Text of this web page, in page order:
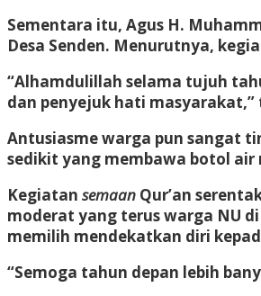
Sementara itu, Agus H.
Desa Senden. Menurutnya,
“Alhamdulillah selama tujuh
dan penyejuk hati
Antusiasme warga pun sangat
sedikit yang membawa botol air
Kegiatan semaan Qur’an
moderat yang terus warga NU
memilih mendekatkan diri
“Semoga tahun depan lebih